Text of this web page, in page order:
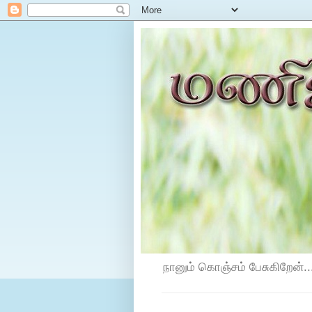
நானும் கொஞ்சம்